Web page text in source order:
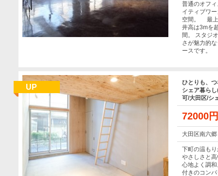
普通のオフ
イティブワ
空間。 最上
井高は3mを
間。 スタジ
さが魅力的
ースです。
UP
ひとりも、
シェア暮ら
可/大田区/シ
72000
大田区南六郷
下町の温も
やさしさと
心地よく調
付きのコン